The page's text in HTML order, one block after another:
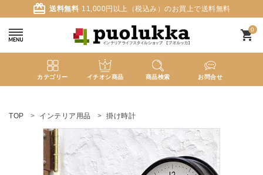
card_giftcard 送料無料 11,000円以上（税込み）のお買上で送料無料
0
shopping_cart
カテゴリー イチオシ商品 商品検索 お問合せ
ようこそ ゲスト 様
ログイン person 新規会員登録
TOP インテリア用品 掛け時計